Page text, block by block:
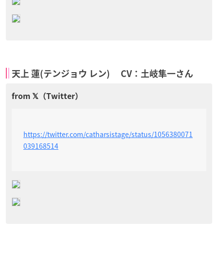
天上 蓮(テンジョウ レン) CV：土岐隼一さん
https://twitter.com/catharsistage/status/1056380071
039168514